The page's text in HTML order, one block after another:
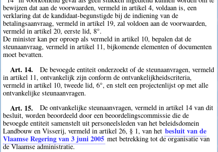
bewijzen dat aan de voorwaarden, vermeld in artikel 4, voldaan is, een
verklaring dat de kandidaat-begunstigde bij de indiening van de
betalingsaanvraag, vermeld in artikel 19, zal voldoen aan de voorwaarden,
vermeld in artikel 20, eerste lid, 8°.
De minister kan per oproep als vermeld in artikel 10, bepalen dat de
steunaanvraag, vermeld in artikel 11, bijkomende elementen of documenten
moet bevatten.
Art. 14.
De bevoegde entiteit onderzoekt of de steunaanvragen, vermeld
in artikel 11, ontvankelijk zijn conform de ontvankelijkheidscriteria,
vermeld in artikel 10, tweede lid, 6°, en stelt een projectenlijst op met alle
ontvankelijke steunaanvragen.
Art. 15.
De ontvankelijke steunaanvragen, vermeld in artikel 14 van dit
besluit, worden beoordeeld door een beoordelingscommissie die de
bevoegde entiteit samenstelt uit personeelsleden van het beleidsdomein
Landbouw en Visserij, vermeld in artikel 26, § 1, van het besluit van de
Vlaamse Regering van 3 juni 2005 met betrekking tot de organisatie van
de Vlaamse administratie.